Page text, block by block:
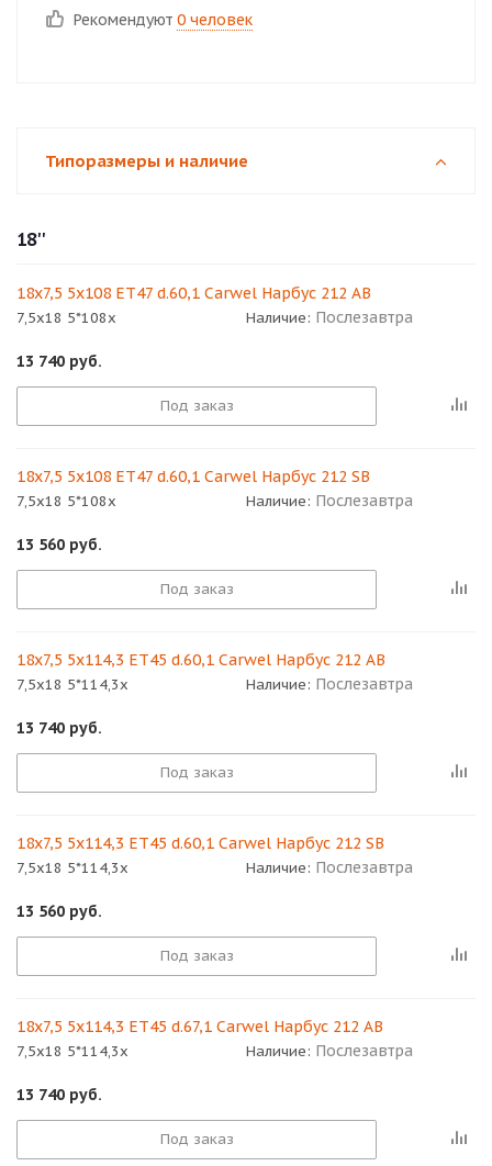
Рекомендуют 0 человек
Типоразмеры и наличие
18''
18x7,5 5x108 ET47 d.60,1 Carwel Нарбус 212 AB
7,5x18 5*108x Наличие: Послезавтра
13 740 руб.
Под заказ
18x7,5 5x108 ET47 d.60,1 Carwel Нарбус 212 SB
7,5x18 5*108x Наличие: Послезавтра
13 560 руб.
Под заказ
18x7,5 5x114,3 ET45 d.60,1 Carwel Нарбус 212 AB
7,5x18 5*114,3x Наличие: Послезавтра
13 740 руб.
Под заказ
18x7,5 5x114,3 ET45 d.60,1 Carwel Нарбус 212 SB
7,5x18 5*114,3x Наличие: Послезавтра
13 560 руб.
Под заказ
18x7,5 5x114,3 ET45 d.67,1 Carwel Нарбус 212 AB
7,5x18 5*114,3x Наличие: Послезавтра
13 740 руб.
Под заказ